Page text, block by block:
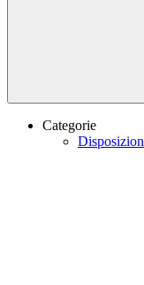
Categorie